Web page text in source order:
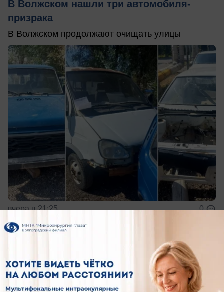
В Волжском нашли три автомобиля-
призрака
В Волжском продолжают очищать улицы
вчера в 21:25 0
Хирург из Волжского месяц спасал
людей в ЛНР
Вместо отпуска — операционная